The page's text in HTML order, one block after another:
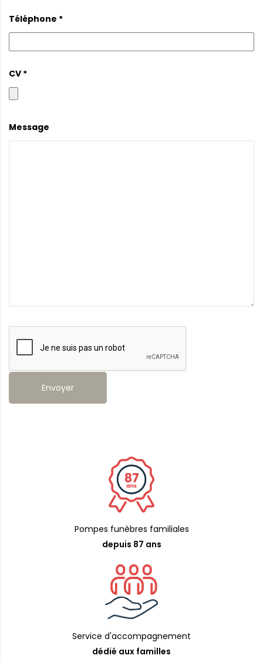
Téléphone *
CV *
Message
Pompes funèbres familiales
depuis 87 ans
Service d'accompagnement
dédié aux familles